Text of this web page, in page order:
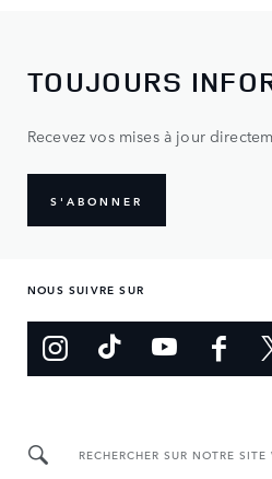
TOUJOURS
Recevez vos mises à jour
S'ABONNER
NOUS SUIVRE SUR
RECHERCHER SUR NOTRE SITE